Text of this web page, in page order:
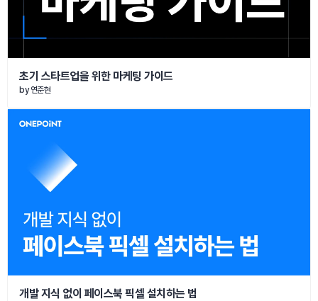
초기 스타트업을 위한 마케팅 가이드
by 연준현
개발 지식 없이 페이스북 픽셀 설치하는 법